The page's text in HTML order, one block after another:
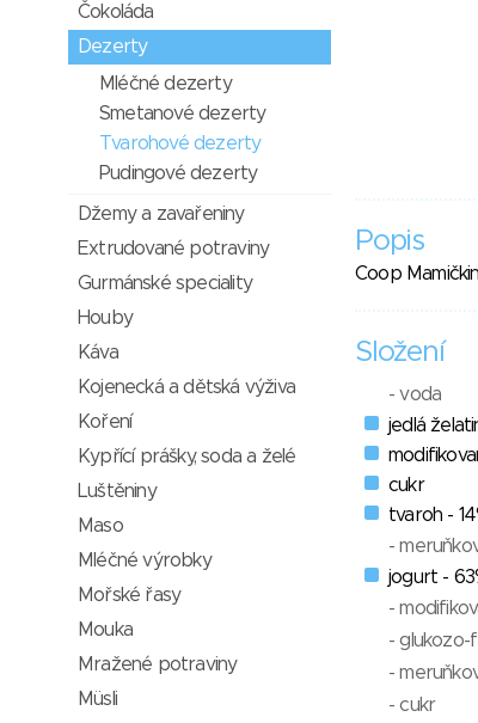
Popis
Coop
Složení
- voda
jedlá
cukr
tvaroh -
-
jogurt -
-
-
-
- cukr
Čokoláda
Dezerty
Mléčné dezerty
Smetanové dezerty
Tvarohové dezerty
Pudingové dezerty
Džemy a zavařeniny
Extrudované potraviny
Gurmánské speciality
Houby
Káva
Kojenecká a dětská výživa
Koření
Kypřící prášky, soda a želé
Luštěniny
Maso
Mléčné výrobky
Mořské řasy
Mouka
Mražené potraviny
Müsli